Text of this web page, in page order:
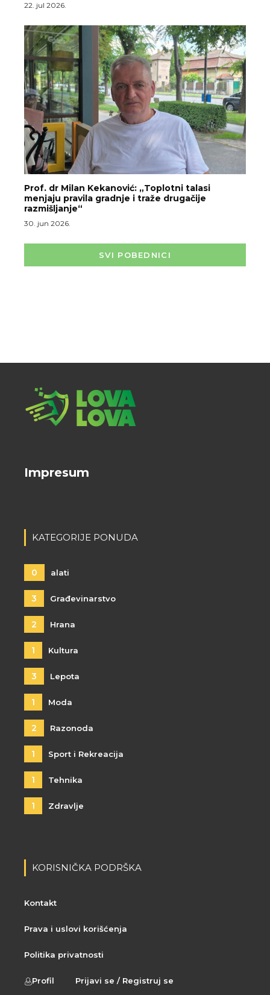
22. jul 2026.
Prof. dr Milan Kekanović: „Toplotni talasi
menjaju pravila gradnje i traže drugačije
razmišljanje“
30. jun 2026.
SVI POBEDNICI
Impresum
KATEGORIJE PONUDA
0 alati
3 Građevinarstvo
2 Hrana
1 Kultura
3 Lepota
1 Moda
2 Razonoda
1 Sport i Rekreacija
1 Tehnika
1 Zdravlje
KORISNIČKA PODRŠKA
Kontakt
Prava i uslovi korišćenja
Politika privatnosti
Profil Prijavi se / Registruj se